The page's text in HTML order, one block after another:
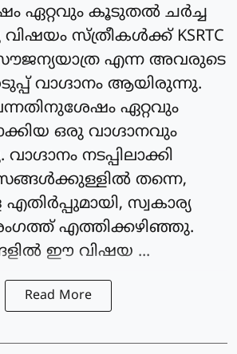
ഏറ്റവും കൂടുതൽ ചർച്ച
വിഷയം സ്ത്രീകൾക്ക് KSRTC
എന്ന അവരുടെ
വാഗ്ദാനം ആയിരുന്നു.
ഏറ്റവും
ഒരു വാഗ്ദാനവും
നടപ്പിലാക്കി
തന്നെ,
സ്വകാര്യ
എത്തിക്കഴിഞ്ഞു.
ഈ വിഷയ ...
Read More